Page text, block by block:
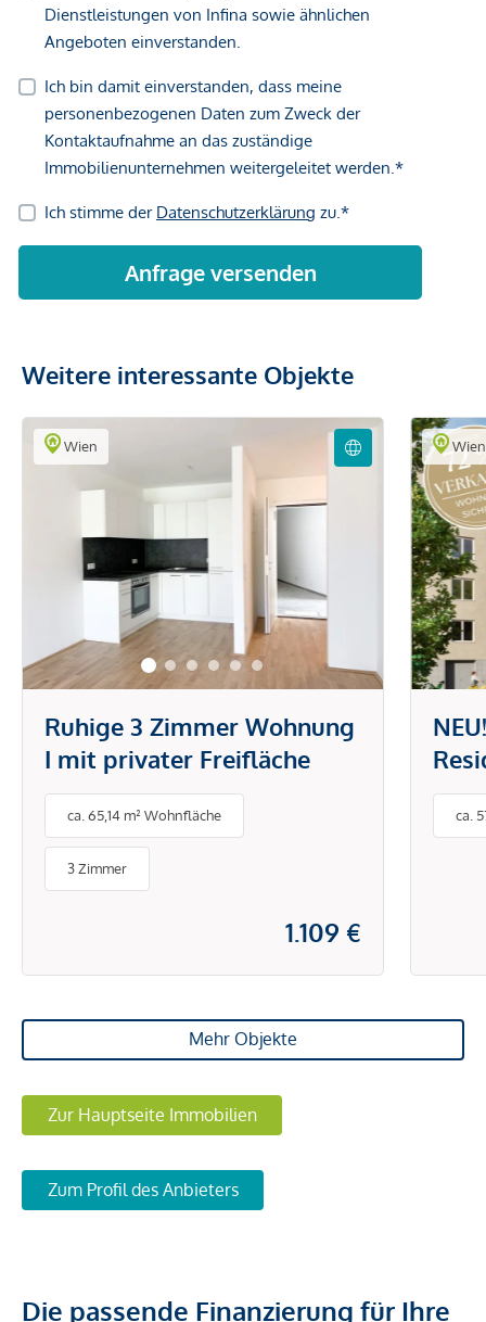
Weitere interessante Objekte
Wien
Ruhige 3 Zimmer Wohnung
I mit privater Freifläche
ca. 65,14 m² Wohnfläche
3 Zimmer
1.109 €
Wien
ca.
Mehr Objekte
Zur Hauptseite Immobilien
Zum Profil des Anbieters
Die passende Finanzierung für Ihre